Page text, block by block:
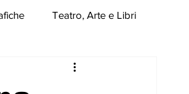
Teatro, Arte e Libri